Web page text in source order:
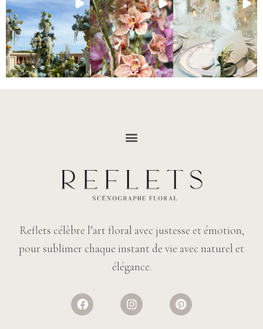
Reflets célèbre l’art floral avec justesse et émotion,
pour sublimer chaque instant de vie avec naturel et
élégance.